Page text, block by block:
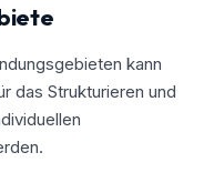
kann
das Strukturieren und